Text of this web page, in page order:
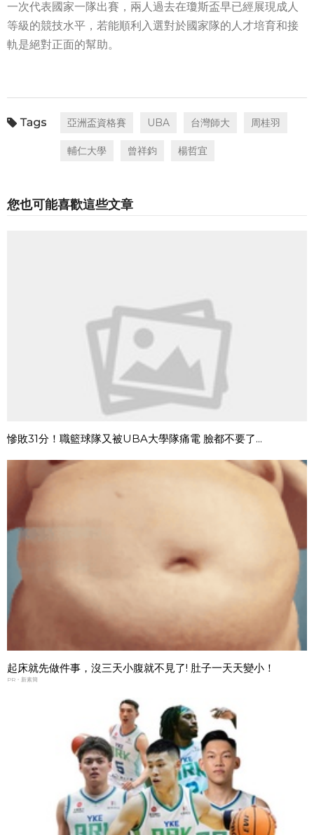
一次代表國家一隊出賽，兩人過去在瓊斯盃早已經展現成人
等級的競技水平，若能順利入選對於國家隊的人才培育和接
軌是絕對正面的幫助。
亞洲盃資格賽 UBA 台灣師大 周桂羽
輔仁大學 曾祥鈞 楊哲宜
您也可能喜歡這些文章
慘敗31分！職籃球隊又被UBA大學隊痛電 臉都不要了...
起床就先做件事，沒三天小腹就不見了! 肚子一天天變小！
PR・新素簡